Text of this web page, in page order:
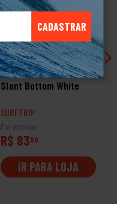
CADASTRAR
PROMOÇÃO
Camiseta Rip Curl
Slant Bottom White
SURFTRIP
Por apenas
R$ 8399
IR PARA LOJA